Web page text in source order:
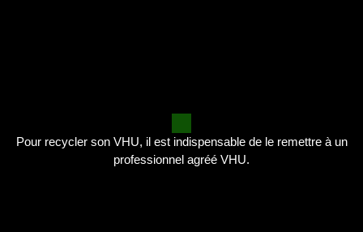
Pour recycler son VHU, il est indispensable de le remettre à un
professionnel agréé VHU.